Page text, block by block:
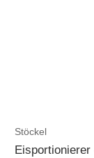
Stöckel